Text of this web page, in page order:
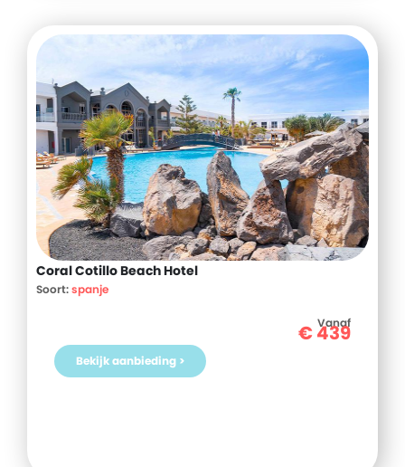
Coral Cotillo Beach Hotel
Soort:spanje
Vanaf
€439
Bekijk aanbieding >